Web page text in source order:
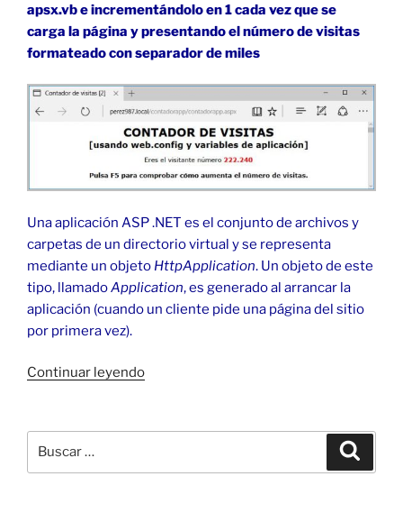
apsx.vb e incrementándolo en 1 cada vez que se
carga la página y presentando el número de visitas
formateado con separador de miles
Una aplicación ASP .NET es el conjunto de archivos y
carpetas de un directorio virtual y se representa
mediante un objeto HttpApplication. Un objeto de este
tipo, llamadoApplication, es generado al arrancar la
aplicación (cuando un cliente pide una página del sitio
por primera vez).
Continuar leyendo«Contador
.NET
por: